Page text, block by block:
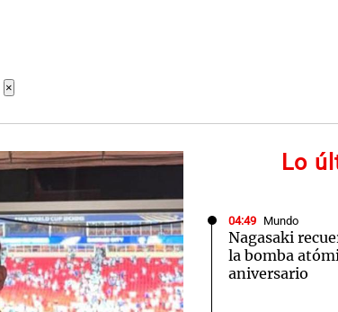
×
Lo
04:49 Mundo
Nagasaki
la bomba
aniversario